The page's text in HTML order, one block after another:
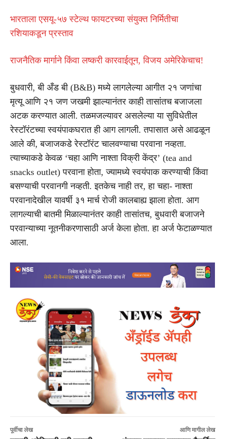
भारताला एसयू-५७ स्टेल्थ फायटरच्या संयुक्त निर्मितीचा
रशियाकडून प्रस्ताव
राजनैतिक मार्गाने किंवा लष्करी कारवाईतून, विजय अमेरिकेचाच!
बुधवारी, बी अँड बी (B&B) मध्ये लागलेल्या आगीत २१ जणांचा
मृत्यू आणि २१ जण जखमी झाल्यानंतर काही तासांतच बजाजला
अटक करण्यात आली. तळमजल्यावर असलेल्या या सुविधेतील
रेस्टॉरंटच्या स्वयंपाकघरात ही आग लागली. तपासात असे आढळून
आले की, बजाजकडे रेस्टॉरंट चालवण्याचा परवाना नव्हता.
त्याच्याकडे केवळ ‘चहा आणि नाश्ता विक्री केंद्र’ (tea and
snacks outlet) परवाना होता, ज्यामध्ये स्वयंपाक करण्याची किंवा
बसण्याची परवानगी नव्हती. इतकेच नाही तर, हा चहा- नाश्ता
परवानादेखील यावर्षी ३१ मार्च रोजी कालबाह्य झाला होता. आग
लागल्याची बातमी मिळाल्यानंतर काही तासांतच, बुधवारी बजाजने
परवान्याच्या नूतनीकरणासाठी अर्ज केला होता. हा अर्ज फेटाळण्यात
आला.
पूर्वीचा लेख आणि मागील लेख